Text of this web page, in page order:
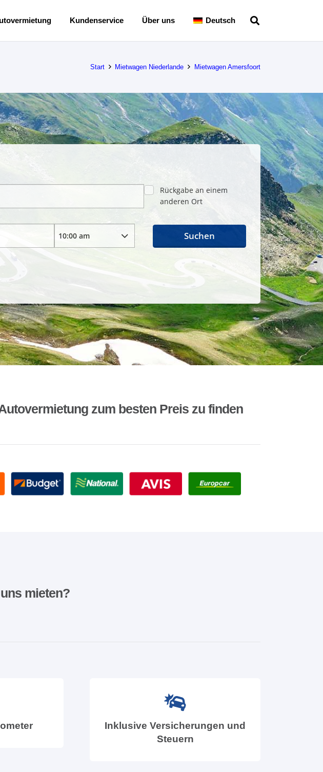
Kundenservice Über uns Deutsch
Start Mietwagen Niederlande Mietwagen Amersfoort
Rückgabe an einem
anderen Ort
Suchen
zum besten Preis zu finden
mieten?
Inklusive Versicherungen und
Steuern